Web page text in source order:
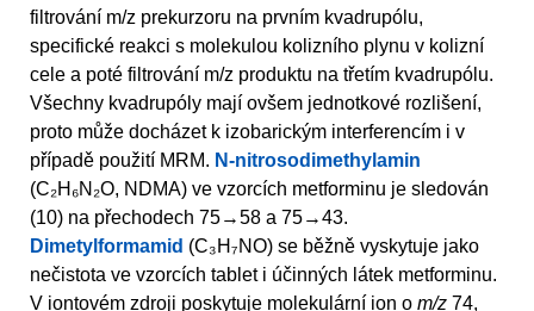
filtrování m/z prekurzoru na prvním kvadrupólu,
specifické reakci s molekulou kolizního plynu v kolizní
cele a poté filtrování m/z produktu na třetím kvadrupólu.
Všechny kvadrupóly mají ovšem jednotkové rozlišení,
proto může docházet k izobarickým interferencím i v
případě použití MRM. N-nitrosodimethylamin
(C₂H₆N₂O, NDMA) ve vzorcích metforminu je sledován
(10) na přechodech 75→58 a 75→43.
Dimetylformamid (C₃H₇NO) se běžně vyskytuje jako
nečistota ve vzorcích tablet i účinných látek metforminu.
V iontovém zdroji poskytuje molekulární ion o m/z 74,